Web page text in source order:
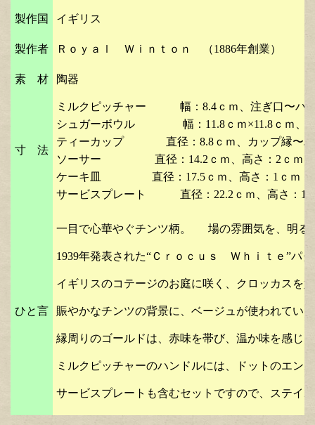
製作国 イギリス
製作者 Ｒｏｙａｌ Ｗｉｎｔｏｎ （1886年創業）
素 材 陶器
寸 法
ミルクピッチャー 幅：8.4ｃｍ、注ぎ口〜ハン
シュガーボウル 幅：11.8ｃｍ×11.8ｃｍ、高
ティーカップ 直径：8.8ｃｍ、カップ縁〜ハ
ソーサー 直径：14.2ｃｍ、高さ：2ｃｍ
ケーキ皿 直径：17.5ｃｍ、高さ：1ｃｍ
サービスプレート 直径：22.2ｃｍ、高さ：1.5
ひと言
一目で心華やぐチンツ柄。 場の雰囲気を、明る
1939年発表された“Ｃｒｏｃｕｓ Ｗｈｉｔｅ”パ
イギリスのコテージのお庭に咲く、クロッカスを
賑やかなチンツの背景に、ベージュが使われてい
縁周りのゴールドは、赤味を帯び、温か味を感じ
ミルクピッチャーのハンドルには、ドットのエン
サービスプレートも含むセットですので、ステイ